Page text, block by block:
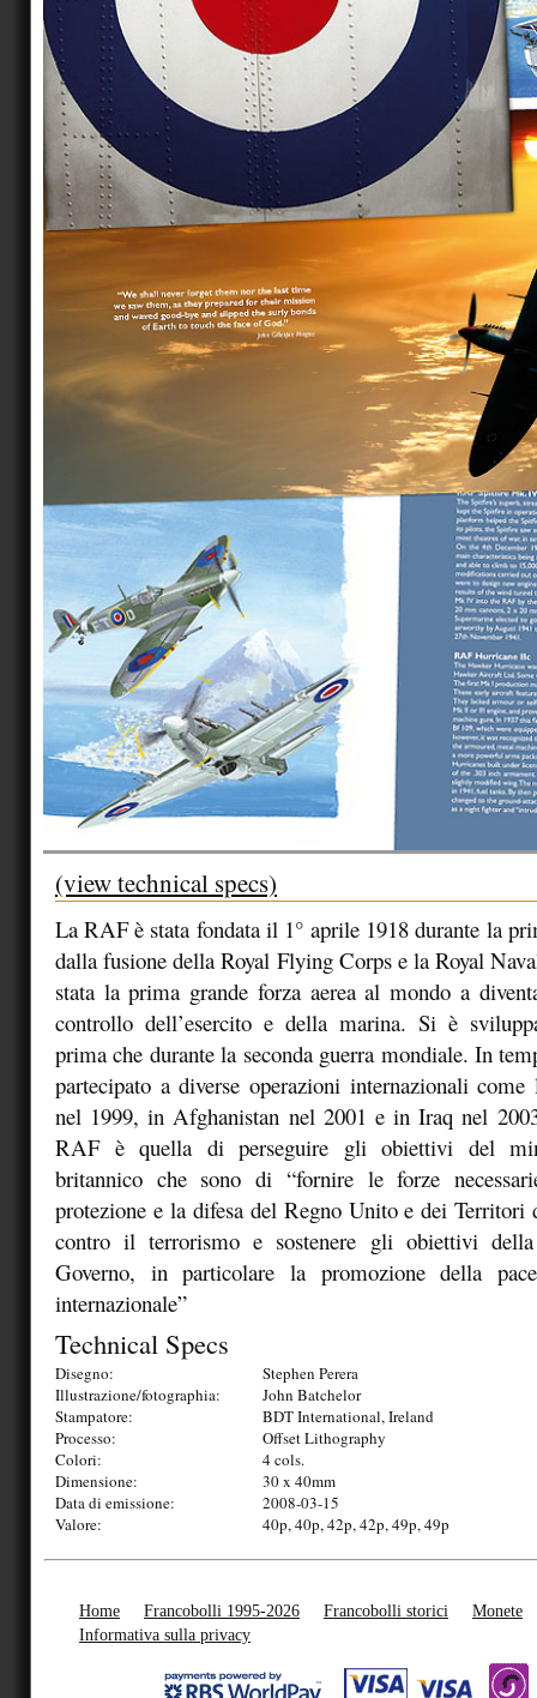
(view technical specs)
La RAF è stata fondata il 1° aprile 1918 durante la
dalla fusione della Royal Flying Corps e la Royal
stata la prima grande forza aerea al mondo a
controllo dell’esercito e della marina. Si è
prima che durante la seconda guerra mondiale. In
partecipato a diverse operazioni internazionali
nel 1999, in Afghanistan nel 2001 e in Iraq nel
RAF è quella di perseguire gli obiettivi del
britannico che sono di “fornire le forze
protezione e la difesa del Regno Unito e dei
contro il terrorismo e sostenere gli obiettivi
Governo, in particolare la promozione della
internazionale”
Technical Specs
Disegno:
Stephen Perera
Illustrazione/fotographia:
John Batchelor
Stampatore:
BDT International, Ireland
Processo:
Offset Lithography
Colori:
4 cols.
Dimensione:
30 x 40mm
Data di emissione:
2008-03-15
Valore:
40p, 40p, 42p, 42p, 49p, 49p
Home Francobolli 1995-2026 Francobolli storici
Monete
Informativa sulla privacy